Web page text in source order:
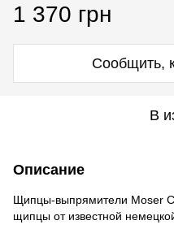
1 370 грн
Сообщить,
В
Описание
Щипцы-выпрямители Moser
щипцы от известной